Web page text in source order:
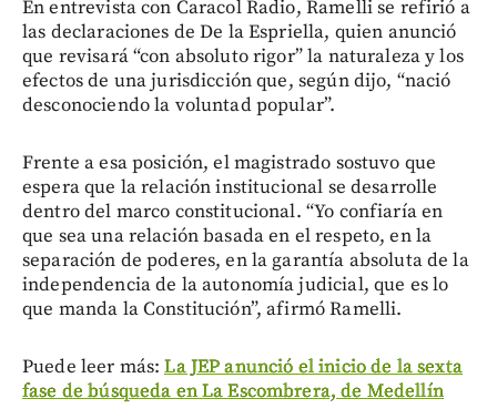
En entrevista con Caracol Radio, Ramelli se refirió a
las declaraciones de De la Espriella, quien anunció
que revisará “con absoluto rigor” la naturaleza y los
efectos de una jurisdicción que, según dijo, “nació
desconociendo la voluntad popular”.
Frente a esa posición, el magistrado sostuvo que
espera que la relación institucional se desarrolle
dentro del marco constitucional. “Yo confiaría en
que sea una relación basada en el respeto, en la
separación de poderes, en la garantía absoluta de la
independencia de la autonomía judicial, que es lo
que manda la Constitución”, afirmó Ramelli.
Puede leer más:La JEP anunció el inicio de la sexta
fase de búsqueda en La Escombrera, de Medellín